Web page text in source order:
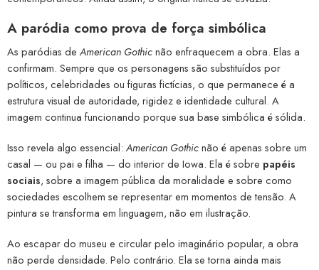
A paródia como prova de força simbólica
As paródias de American Gothicnão enfraquecem a obra. Elas a
confirmam. Sempre que os personagens são substituídos por
políticos, celebridades ou figuras fictícias, o que permanece é a
estrutura visual de autoridade, rigidez e identidade cultural. A
imagem continua funcionando porque sua base simbólica é sólida.
Isso revela algo essencial: American Gothicnão é apenas sobre um
casal — ou pai e filha — do interior de Iowa. Ela é sobre papéis
sociais, sobre a imagem pública da moralidade e sobre como
sociedades escolhem se representar em momentos de tensão. A
pintura se transforma em linguagem, não em ilustração.
Ao escapar do museu e circular pelo imaginário popular, a obra
não perde densidade. Pelo contrário. Ela se torna ainda mais